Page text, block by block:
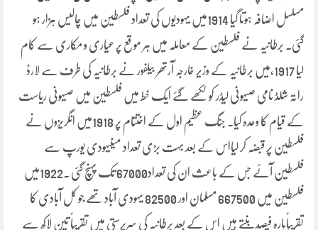
مسلسل اضافہ ہوتا گیا 1914میں یہودیوں کی تعداد فلسطین میں چالیس ہزار ہو
گئی۔ برطانیہ نے فلسطین کے معاملہ میں ہر موقع پر عیاری و مکاری سے کام
لیا 1917،میں برطانیہ کے وزیر خارجہ آرتھر بیلفور نے برطانیہ کی طرف سے لارڈ
راتہ شلڈ نامی صیہونی لیڈر کو لکھے گئے ایک خط میں فلسطین میں صیہونی ریاست
کے قیام کا وعدہ کیا۔ جنگ عظیم اول کے اختتام پر 1918میں انگریزوں نے
فلسطین پر قبضہ کر لیااس کے بعد بہت بڑی تعداد میںیہودی یورپ سے
فلسطین آئے جس کے باعث ان کی تعداد67000 تک پہنچ گئی ۔1922میں
فلسطین میں 667500 مسلمان اور 82500 یہودی آباد تھے جو کل آبادی کا
تقریباًبارہ فیصد بنتے ہیں اس کے بعد برطانیہ کی سرپرستی میں تقریباً تین لاکھ سے